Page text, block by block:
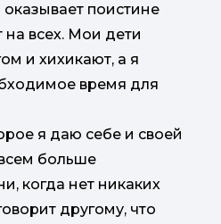
оказывает поистине
всех. Мои дети
и хихикают, а я
время для
я даю себе и своей
больше
когда нет никаких
другому, что